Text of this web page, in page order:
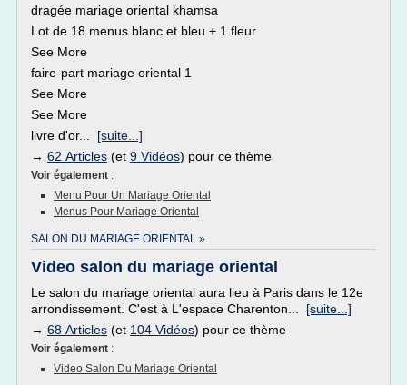
dragée mariage oriental khamsa
Lot de 18 menus blanc et bleu + 1 fleur
See More
faire-part mariage oriental 1
See More
See More
livre d'or... [suite...]
→ 62 Articles (et 9 Vidéos) pour ce thème
Voir également :
Menu Pour Un Mariage Oriental
Menus Pour Mariage Oriental
SALON DU MARIAGE ORIENTAL »
Video salon du mariage oriental
Le salon du mariage oriental aura lieu à Paris dans le 12e
arrondissement. C'est à L'espace Charenton... [suite...]
→ 68 Articles (et 104 Vidéos) pour ce thème
Voir également :
Video Salon Du Mariage Oriental